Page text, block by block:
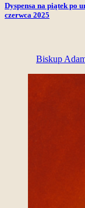
Dyspensa na piątek po
czerwca 2025
Biskup